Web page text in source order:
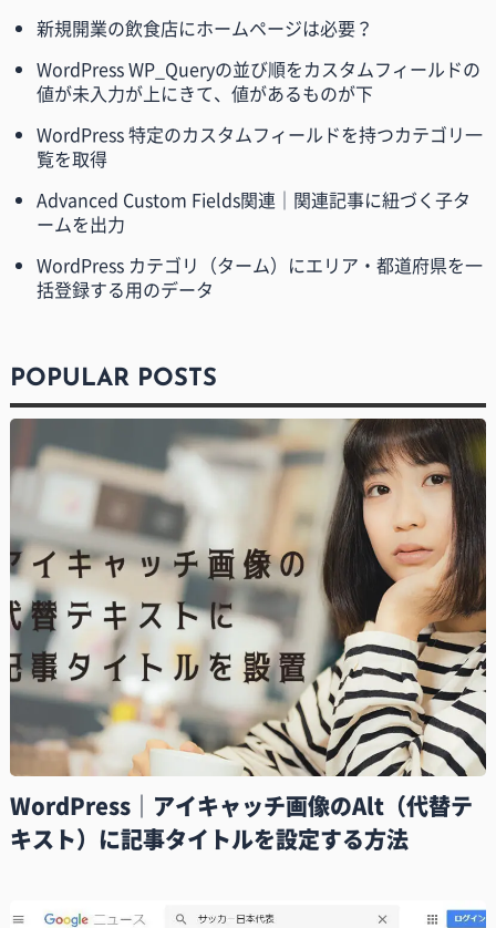
新規開業の飲食店にホームページは必要？
WordPress WP_Queryの並び順をカスタムフィールドの
値が未入力が上にきて、値があるものが下
WordPress 特定のカスタムフィールドを持つカテゴリ一
覧を取得
Advanced Custom Fields関連｜関連記事に紐づく子タ
ームを出力
WordPress カテゴリ（ターム）にエリア・都道府県を一
括登録する用のデータ
POPULAR POSTS
WordPress｜アイキャッチ画像のAlt（代替テ
キスト）に記事タイトルを設定する方法